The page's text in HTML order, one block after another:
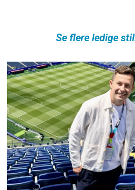
Se flere ledige